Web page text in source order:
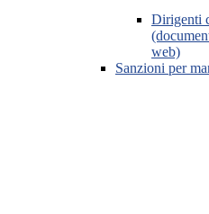
Dirigenti
web)
Sanzioni per